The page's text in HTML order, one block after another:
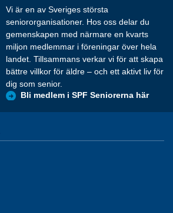
Vi är en av Sveriges största
seniororganisationer. Hos oss delar du
gemenskapen med närmare en kvarts
miljon medlemmar i föreningar över hela
landet. Tillsammans verkar vi för att skapa
bättre villkor för äldre – och ett aktivt liv för
dig som senior.
Bli medlem i SPF Seniorerna här